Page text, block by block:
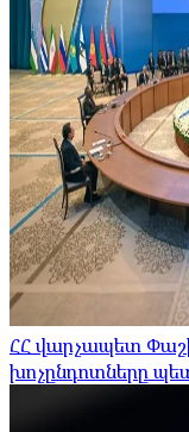
ՀՀ վարչապետ
խոչընդոտները